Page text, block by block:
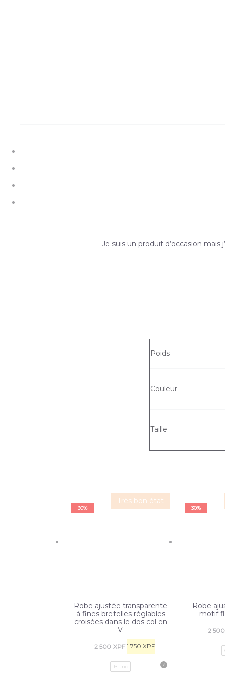
Je suis un produit d’occasion
Poids
Couleur
Taille
Très bon état
30%
Robe ajustée transparente
à fines bretelles réglables
croisées dans le dos col en
V.
2 500XPF 1 750 XPF
Blanc
30%
Robe
motif
2